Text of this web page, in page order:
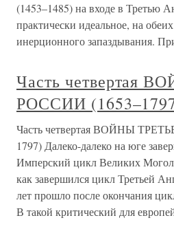
(1453–1485) на входе в Третью
практически идеальное, на
инерционного запаздывания.
Часть четвертая
РОССИИ
Часть четвертая ВОЙНЫ
1797) Далеко-далеко на юге
Имперский цикл Великих
как завершился цикл Третьей
лет прошло после окончания
В такой критический для